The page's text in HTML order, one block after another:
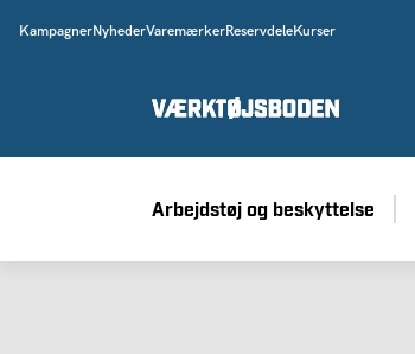
KampagnerNyhederVaremærkerReservdeleKurser
Arbejdstøj og beskyttelse